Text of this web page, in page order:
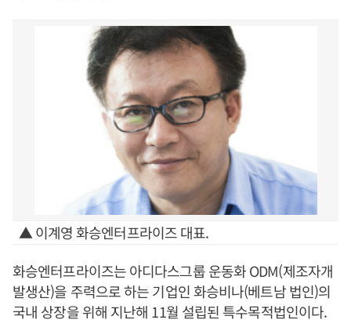
▲ 이계영 화승엔터프라이즈 대표.
화승엔터프라이즈는 아디다스그룹 운동화 ODM(제조자개
발생산)을 주력으로 하는 기업인 화승비나(베트남 법인)의
국내 상장을 위해 지난해 11월 설립된 특수목적법인이다.